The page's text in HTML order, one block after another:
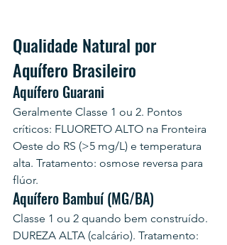
Qualidade Natural por
Aquífero Brasileiro
Aquífero Guarani
Geralmente Classe 1 ou 2. Pontos
críticos: FLUORETO ALTO na Fronteira
Oeste do RS (>5 mg/L) e temperatura
alta. Tratamento: osmose reversa para
flúor.
Aquífero Bambuí (MG/BA)
Classe 1 ou 2 quando bem construído.
DUREZA ALTA (calcário). Tratamento: